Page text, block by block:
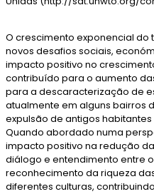
O crescimento exponencial do
novos desafios sociais,
impacto positivo no
contribuído para o aumento
para a descaracterização de
atualmente em alguns bairros
expulsão de antigos
Quando abordado numa
impacto positivo na redução
diálogo e entendimento entre
reconhecimento da riqueza
diferentes culturas,